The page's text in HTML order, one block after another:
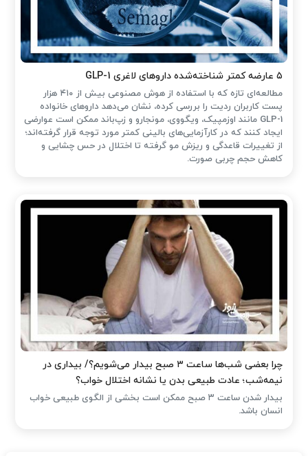
۵ عارضه کمتر شناخته‌شده داروهای لاغری GLP-1
مطالعه‌ای تازه که با استفاده از هوش مصنوعی بیش از ۴۱۰ هزار
پست کاربران ردیت را بررسی کرده، نشان می‌دهد داروهای خانواده
GLP-1 مانند اوزمپیک، ویگووی، مونجارو و زپ‌باند ممکن است عوارضی
ایجاد کنند که در کارآزمایی‌های بالینی کمتر مورد توجه قرار گرفته‌اند؛
از تغییرات قاعدگی و ریزش مو گرفته تا اختلال در حس چشایی و
کاهش حجم چربی صورت.
چرا بعضی شب‌ها ساعت ۳ صبح بیدار می‌شویم؟/ بیداری در
نیمه‌شب؛ عادت طبیعی بدن یا نشانه اختلال خواب؟
بیدار شدن ساعت ۳ صبح ممکن است بخشی از الگوی طبیعی خواب
انسان باشد.